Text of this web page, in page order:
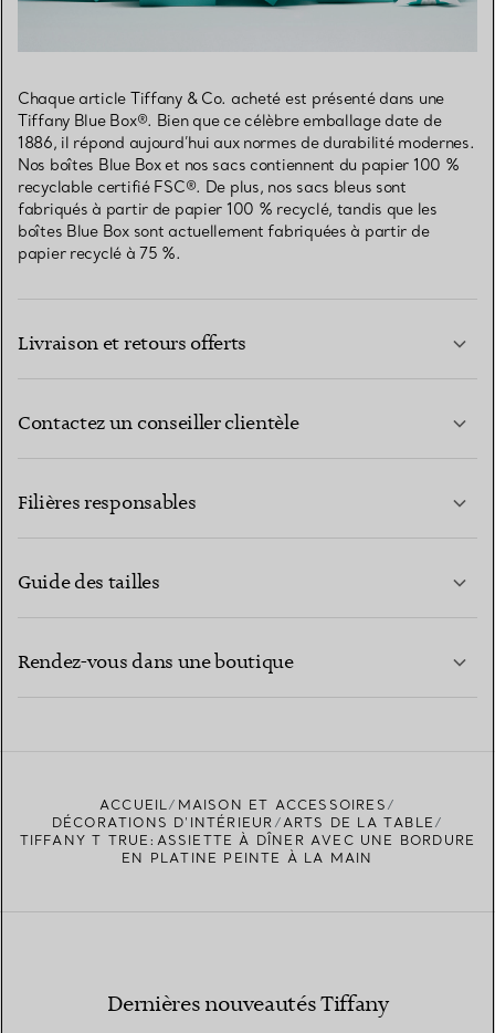
Chaque article Tiffany & Co. acheté est présenté dans une
Tiffany Blue Box®. Bien que ce célèbre emballage date de
1886, il répond aujourd’hui aux normes de durabilité modernes.
Nos boîtes Blue Box et nos sacs contiennent du papier 100 %
recyclable certifié FSC®. De plus, nos sacs bleus sont
fabriqués à partir de papier 100 % recyclé, tandis que les
boîtes Blue Box sont actuellement fabriquées à partir de
papier recyclé à 75 %.
Livraison et retours offerts
Contactez un conseiller clientèle
Filières responsables
Guide des tailles
Rendez-vous dans une boutique
TROUVEZ LA BOUTIQUE LA PLUS PROCHE
ACCUEIL
MAISON ET ACCESSOIRES
DÉCORATIONS D'INTÉRIEUR
ARTS DE LA TABLE
TIFFANY T TRUE:ASSIETTE À DÎNER AVEC UNE BORDURE
EN PLATINE PEINTE À LA MAIN
Dernières nouveautés Tiffany